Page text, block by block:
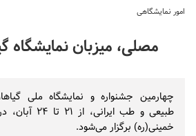
معظم انقلاب
گزارش تصویری| مراسم بزرگداشت
امور نمایشگاهی
مصلی، میزبان نمایشگاه
چهارمین جشنواره و نمایشگاه ملی
طبیعی و طب
خمینی(ره) برگزار می‌شود.